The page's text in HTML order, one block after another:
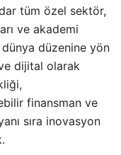
tüm özel sektör,
ve akademi
dünya düzenine yön
dijital olarak
finansman ve
sıra inovasyon